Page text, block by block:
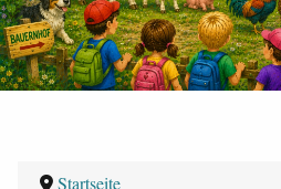
Startseite